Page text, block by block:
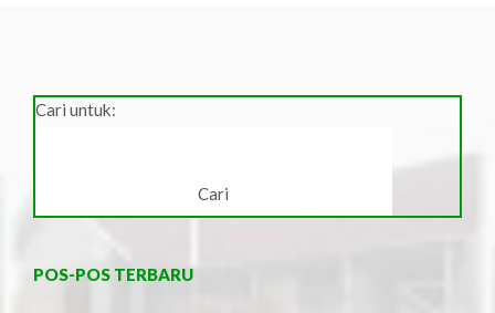
Cari untuk:
POS-POS TERBARU